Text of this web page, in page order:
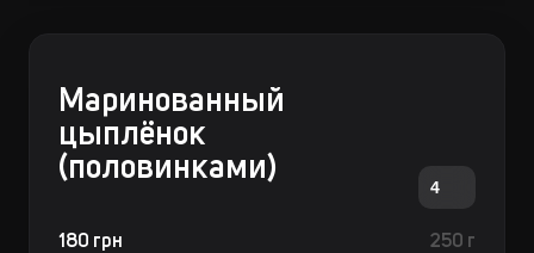
Маринованный
цыплёнок
(половинками)
4
180 грн 250 г